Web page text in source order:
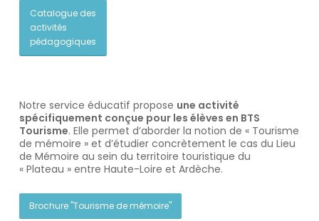
Catalogue des
activités
pédagogiques
Notre service éducatif propose une activité
spécifiquement conçue pour les élèves en BTS
Tourisme. Elle permet d’aborder la notion de « Tourisme
de mémoire » et d’étudier concrètement le cas du Lieu
de Mémoire au sein du territoire touristique du
« Plateau » entre Haute-Loire et Ardèche.
Brochure "Tourisme de mémoire"